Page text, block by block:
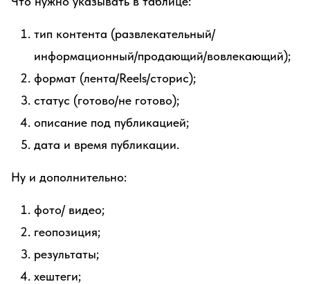
тип контента (развлекательный/
информационный/продающий/вовлекающий);
формат (лента/Reels/сторис);
статус (готово/не готово);
описание под публикацией;
дата и время публикации.
Ну и дополнительно:
фото/ видео;
геопозиция;
результаты;
хештеги;